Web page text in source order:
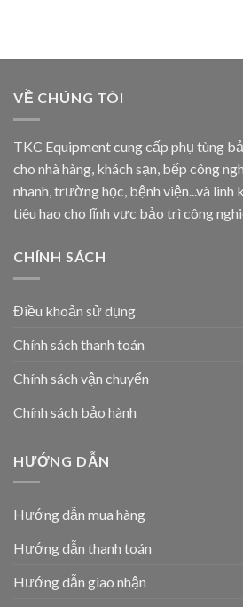
VỀ CHÚNG TÔI
TKC Equipment cung cấp phụ tùng
cho nhà hàng, khách sạn, bếp công
nhanh, trường học, bệnh viện...và
tiêu hao cho lĩnh vực bảo trì công
CHÍNH SÁCH
Điều khoản sử dụng
Chính sách thanh toán
Chính sách vận chuyển
Chính sách bảo hành
HƯỚNG DẪN
Hướng dẫn mua hàng
Hướng dẫn thanh toán
Hướng dẫn giao nhận